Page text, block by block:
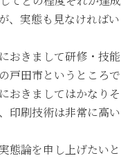
、実態も見なければい
おきまして研修・技能
戸田市というところで
おきましてはかなりそ
印刷技術は非常に高い
態論を申し上げたいと